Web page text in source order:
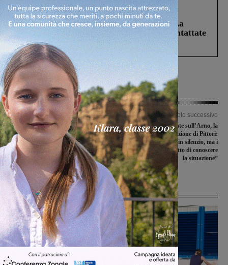
Cronaca 5 Agosto 2026
Continuano le ricerche di Miah Billal. La
Prefettura: “In caso di avvistamento contattate
il 112”
Articolo precedente
“Il Sarrismo secondo Maurizio
Sarri”: a Figline un clinic per addetti
ai lavori
Articolo successivo
Manutenzione ponte sull’Arno, la
coalizione di Pittori:
“L’Amministrazione in silenzio, ma i
cittadini hanno il diritto di conoscere
la situazione”
Ultime Notizie